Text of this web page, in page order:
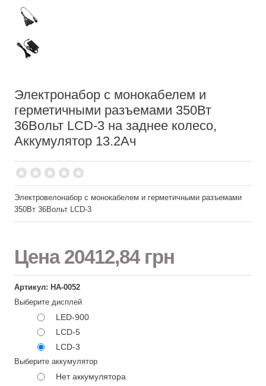
Электронабор с монокабелем и
герметичными разъемами 350Вт
36Вольт LCD-3 на заднее колесо,
Аккумулятор 13.2Ач
Электровелонабор с монокабелем и герметичными разъемами
350Вт 36Вольт LCD-3
Цена20412,84 грн
Артикул: НА-0052
Выберите дисплей
LED-900
LCD-5
LCD-3
Выберите аккумулятор
Нет аккумулятора